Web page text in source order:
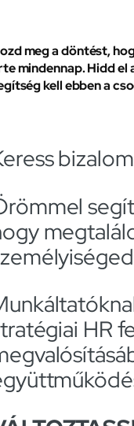
meg a döntést,
mindennap. Hidd el
kell ebben a
HR